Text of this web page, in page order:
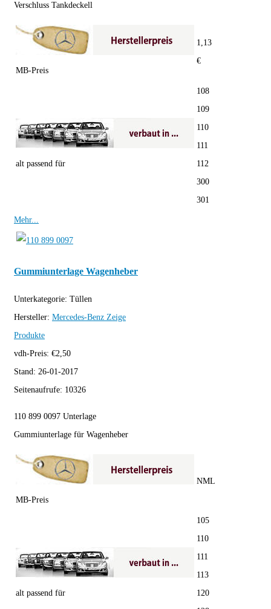
Verschluss Tankdeckell
MB-Preis
1,13
€
alt passend für
108
109
110
111
112
300
301
Mehr...
Gummiunterlage Wagenheber
Unterkategorie: Tüllen
Hersteller: Mercedes-Benz Zeige
Produkte
vdh-Preis: €2,50
Stand: 26-01-2017
Seitenaufrufe: 10326
110 899 0097 Unterlage
Gummiunterlage für Wagenheber
MB-Preis
NML
alt passend für
105
110
111
113
120